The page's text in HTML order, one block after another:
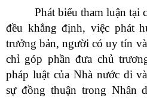
Phát biểu tham luận tại
đều khẳng định, việc phát
trưởng bản, người có uy tín
chỉ góp phần đưa chủ
pháp luật của Nhà nước đi
sự đồng thuận trong Nhân